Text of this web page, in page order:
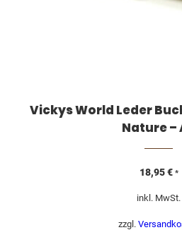
Vickys World Leder
Nature –
18,95€ *
inkl. MwSt.
zzgl.